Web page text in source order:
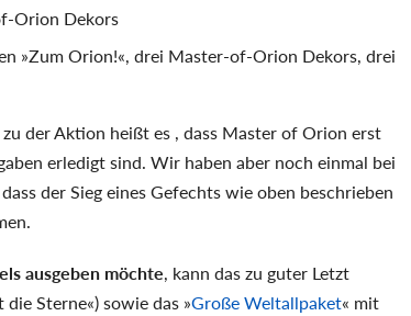
Orion Dekors
»Zum Orion!«, drei Master-of-Orion Dekors, drei
der Aktion heißt es , dass Master of Orion erst
erledigt sind. Wir haben aber noch einmal bei
der Sieg eines Gefechts wie oben beschrieben
ausgeben möchte, kann das zu guter Letzt
Sterne«) sowie das »Große Weltallpaket« mit